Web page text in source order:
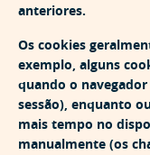
anteriores.
Os cookies
exemplo, alguns
quando o
sessão), enquanto
mais tempo no
manualmente (os